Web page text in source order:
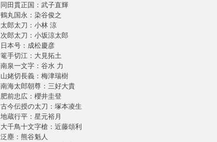
同田貫正国：武子直輝
鶴丸国永：染谷俊之
太郎太刀：小林 涼
次郎太刀：小坂涼太郎
日本号：成松慶彦
篭手切江：大見拓土
南泉一文字：谷水 力
山姥切長義：梅津瑞樹
南海太郎朝尊：三好大貴
肥前忠広：櫻井圭登
古今伝授の太刀：塚本凌生
地蔵行平：星元裕月
大千鳥十文字槍：近藤頌利
泛塵：熊谷魁人